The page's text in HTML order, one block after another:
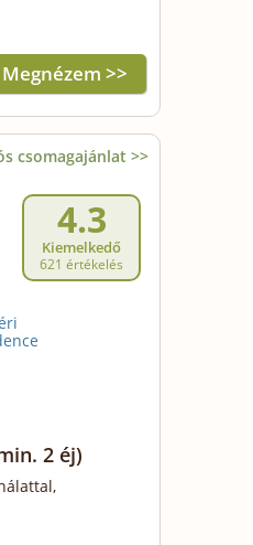
Megnézem >>
csomagajánlat >>
4.3
Kiemelkedő
621 értékelés
2 éj)